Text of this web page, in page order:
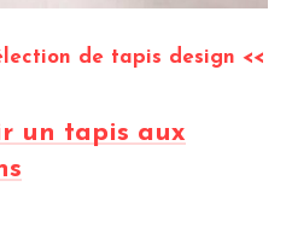
de tapis design <<
un tapis aux